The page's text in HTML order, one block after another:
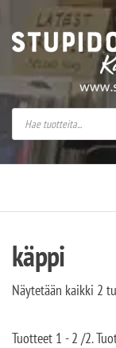
Stupido
käppi
Näytetään kaikki 2
Tuotteet 1 - 2 /2.